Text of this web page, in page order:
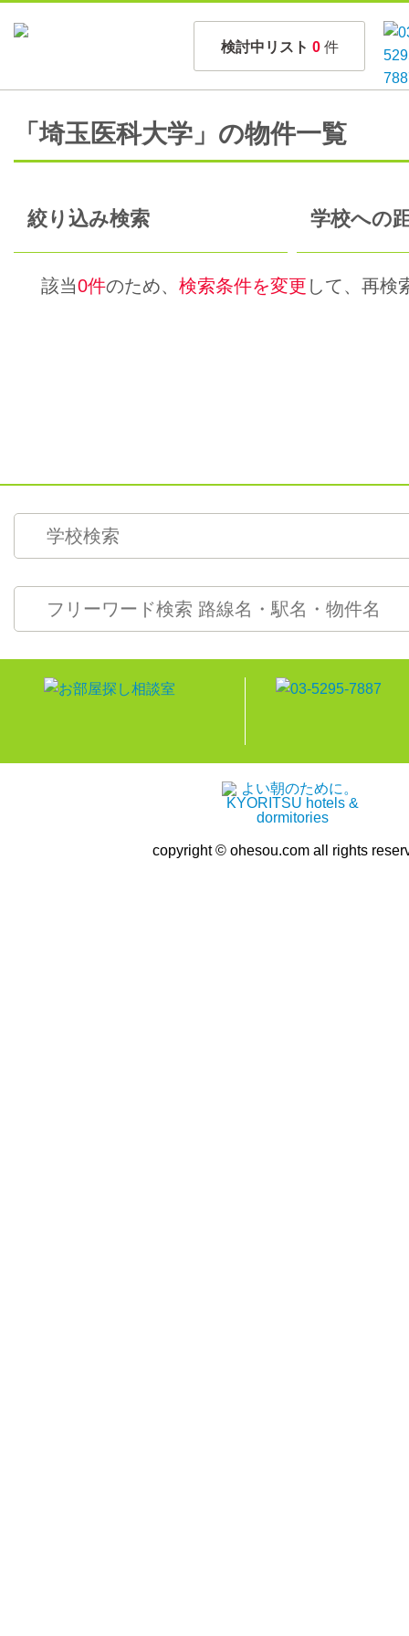
検討中リスト 0 件
「埼玉医科大学」の物件一覧
絞り込み検索 学校への
該当0件のため、 検索条件を変更 して、再検
copyright © ohesou.com all rights